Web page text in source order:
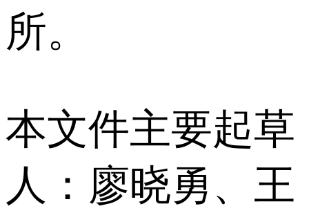
所。
本文件主要起草
人：廖晓勇、王